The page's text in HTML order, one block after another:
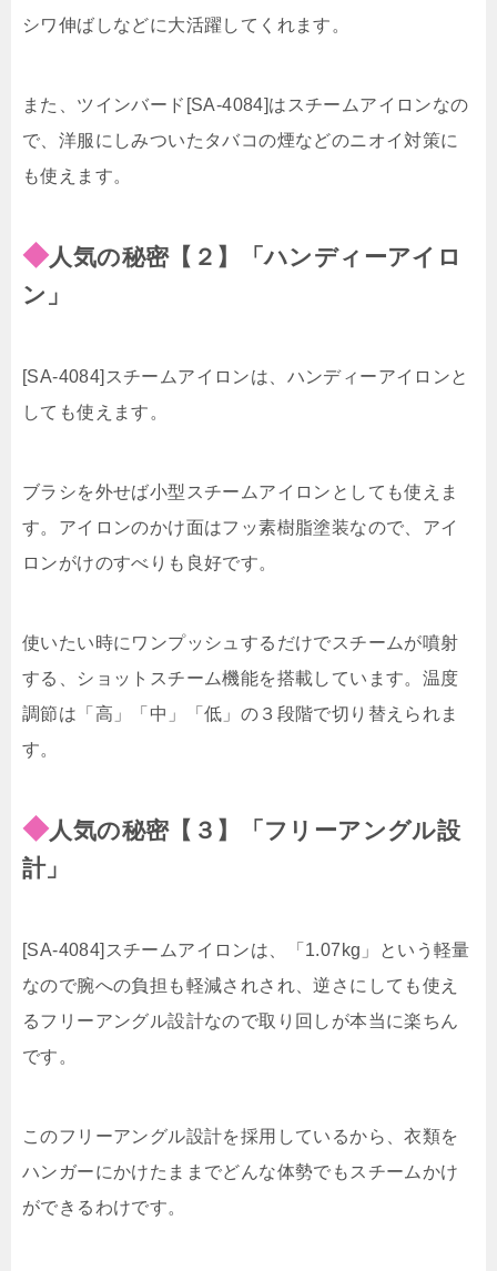
シワ伸ばしなどに大活躍してくれます。
また、ツインバード[SA-4084]はスチームアイロンなの
で、洋服にしみついたタバコの煙などのニオイ対策に
も使えます。
◆人気の秘密【２】「ハンディーアイロ
ン」
[SA-4084]スチームアイロンは、ハンディーアイロンと
しても使えます。
ブラシを外せば小型スチームアイロンとしても使えま
す。アイロンのかけ面はフッ素樹脂塗装なので、アイ
ロンがけのすべりも良好です。
使いたい時にワンプッシュするだけでスチームが噴射
する、ショットスチーム機能を搭載しています。温度
調節は「高」「中」「低」の３段階で切り替えられま
す。
◆人気の秘密【３】「フリーアングル設
計」
[SA-4084]スチームアイロンは、「1.07kg」という軽量
なので腕への負担も軽減されされ、逆さにしても使え
るフリーアングル設計なので取り回しが本当に楽ちん
です。
このフリーアングル設計を採用しているから、衣類を
ハンガーにかけたままでどんな体勢でもスチームかけ
ができるわけです。